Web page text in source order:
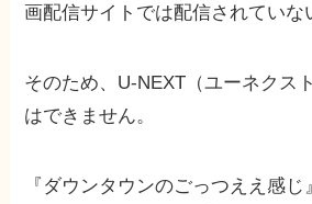
画配信サイトでは配信されていな
そのため、U-NEXT（ユーネクス
はできません。
『ダウンタウンのごっつええ感